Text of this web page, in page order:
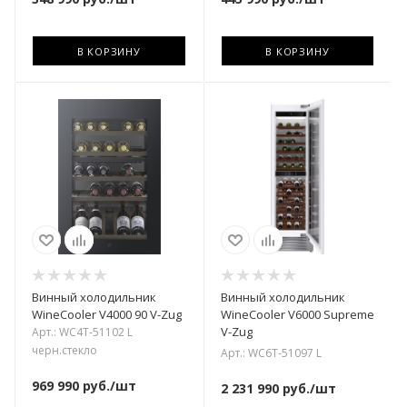
В КОРЗИНУ В КОРЗИНУ
Винный холодильник
WineCooler V4000 90 V-Zug
Арт.: WC4T-51102 L
черн.стекло
969 990 руб./шт
Винный холодильник
WineCooler V6000 Supreme
V-Zug
Арт.: WC6T-51097 L
2 231 990руб./шт